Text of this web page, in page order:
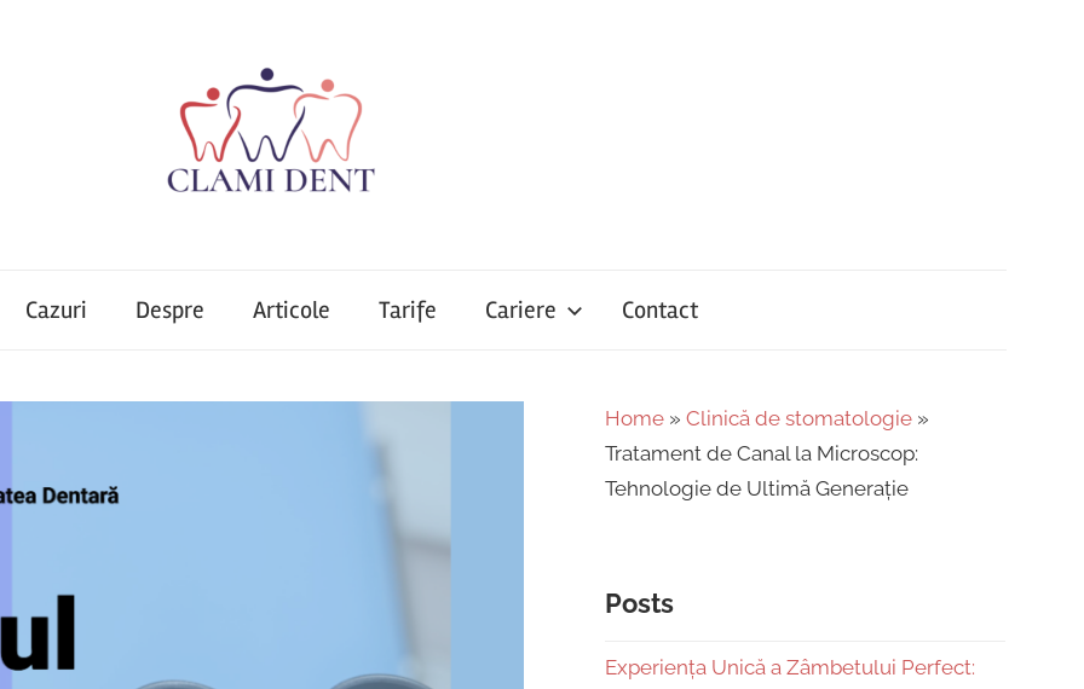
Cazuri Despre Articole Tarife Cariere Contact
Home » Clinică de stomatologie »
Tratament de Canal la Microscop:
Tehnologie de Ultimă Generație
Posts
Experiența Unică a Zâmbetului Perfect: